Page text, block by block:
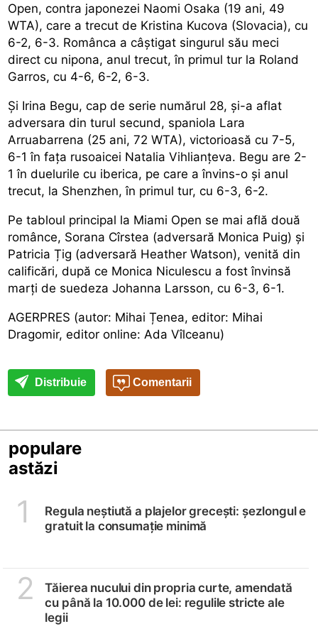
Open, contra japonezei Naomi Osaka (19 ani, 49
WTA), care a trecut de Kristina Kucova (Slovacia), cu
6-2, 6-3. Românca a câștigat singurul său meci
direct cu nipona, anul trecut, în primul tur la Roland
Garros, cu 4-6, 6-2, 6-3.
Și Irina Begu, cap de serie numărul 28, și-a aflat
adversara din turul secund, spaniola Lara
Arruabarrena (25 ani, 72 WTA), victorioasă cu 7-5,
6-1 în fața rusoaicei Natalia Vihlianțeva. Begu are 2-
1 în duelurile cu iberica, pe care a învins-o și anul
trecut, la Shenzhen, în primul tur, cu 6-3, 6-2.
Pe tabloul principal la Miami Open se mai află două
românce, Sorana Cîrstea (adversară Monica Puig) și
Patricia Țig (adversară Heather Watson), venită din
calificări, după ce Monica Niculescu a fost învinsă
marți de suedeza Johanna Larsson, cu 6-3, 6-1.
AGERPRES (autor: Mihai Țenea, editor: Mihai
Dragomir, editor online: Ada Vîlceanu)
Distribuie Comentarii
populare
astăzi
1
Regula neștiută a plajelor grecești: șezlongul e
gratuit la consumație minimă
2
Tăierea nucului din propria curte, amendată
cu până la 10.000 de lei: regulile stricte ale
legii